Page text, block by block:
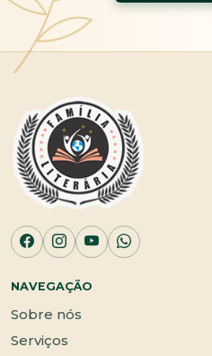
NAVEGAÇÃO
Sobre nós
Serviços